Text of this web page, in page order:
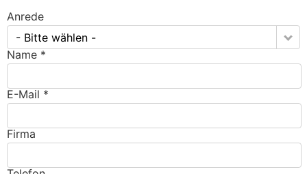
Anrede
- Bitte wählen -
Name *
E-Mail *
Firma